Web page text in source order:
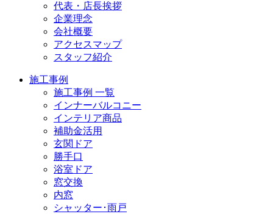
代表・店長挨拶
企業理念
会社概要
アクセスマップ
スタッフ紹介
施工事例
施工事例 一覧
インナーバルコニー
インテリア商品
補助金活用
玄関ドア
勝手口
浴室ドア
窓交換
内窓
シャッター･雨戸